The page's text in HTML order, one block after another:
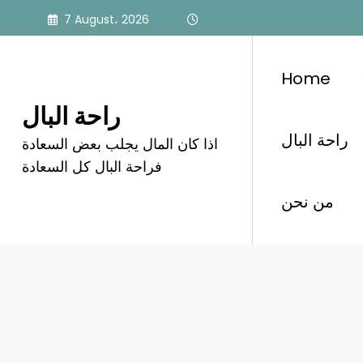
7 August، 2026
راحة البال
اذا كان المال يجلب بعض السعادة
فراحة البال كل السعادة
Home
راحة البال
من نحن
قشور البرتقال